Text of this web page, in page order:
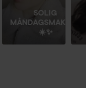
SOLIG
MÅNDAGSMAKEUP
☀️✨